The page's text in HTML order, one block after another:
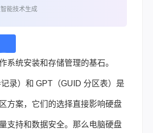
能技术生成
系统安装和存储管理的基石。
录）和 GPT（GUID 分区表）是
方案，它们的选择直接影响硬盘
支持和数据安全。那么电脑硬盘